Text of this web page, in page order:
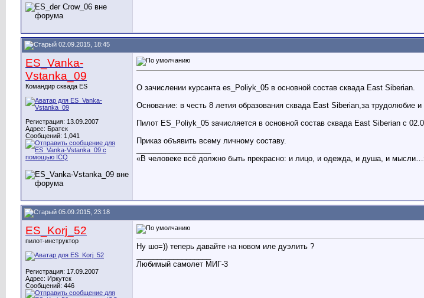
02.09.2015, 18:45
ES_Vanka-
Vstanka_09
Командир сквада ES
Регистрация: 13.09.2007
Адрес: Братск
Сообщений: 1,041
О зачислении курсанта es_Poliyk_05 в основной состав сквада East Siberian.
Основание: в честь 8 летия образования сквада East Siberian,за трудолюбие
Пилот ES_Poliyk_05 зачисляется в основной состав сквада East Siberian c
Приказ объявить всему личному составу.
«В человеке всё должно быть прекрасно: и лицо, и одежда, и душа, и
05.09.2015, 23:18
ES_Korj_52
пилот-инструктор
Регистрация: 17.09.2007
Адрес: Иркутск
Сообщений: 446
Ну шо=)) теперь давайте на новом иле дуэлить ?
Любимый самолет МИГ-3